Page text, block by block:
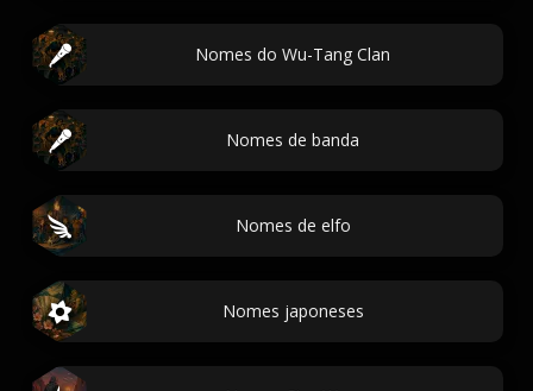
Nomes do Wu-Tang Clan
Nomes de banda
Nomes de elfo
Nomes japoneses